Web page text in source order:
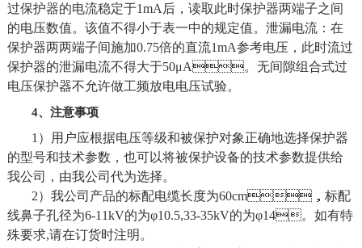
过保护器的电流稳定于1mA后，读取此时保护器两端子之间
的电压数值。该值不得小于表一中的规定值。泄漏电流：在
保护器两两端子间施加0.75倍的直流1mA参考电压，此时流过
保护器的泄漏电流不得大于50μA。无间隙组合式过
电压保护器不允许做工频放电电压试验。
4、注意事项
1）用户应根据电压等级和被保护对象正确地选择保护器
的型号和技术参数，也可以将被保护设备的技术参数提供给
我公司，由我公司代为选择。
2）我公司产品的标配电缆长度为60cm，标配
线鼻子孔径为6-11kV的为φ10.5,33-35kV的为φ14。如有特
殊要求,请在订货时注明。